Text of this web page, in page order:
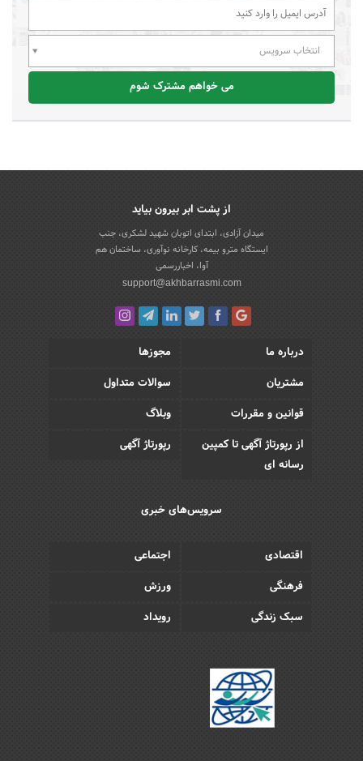
انتخاب سرویس
می خواهم مشترک شوم
از پشت ابر بیرون بیاید
میدان آزادی، ابتدای اتوبان شهید لشکری، جنب
ایستگاه مترو بیمه، کارخانه نوآوری، ساختمان هم
آوا، اخباررسمی
support@akhbarrasmi.com
درباره ما
مجوزها
مشتریان
سوالات متداول
قوانین و مقررات
وبلاگ
از رپورتاژ آگهی تا کمپین
رسانه ای
رپورتاژ آگهی
سرویس‌های خبری
اقتصادی
اجتماعی
فرهنگی
ورزش
سبک زندگی
رویداد